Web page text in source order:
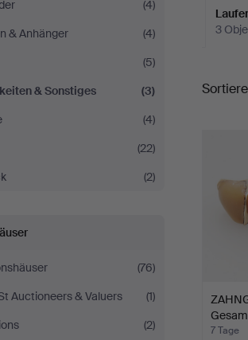
(4)
& Anhänger
(4)
(5)
& Sonstiges
(3)
(4)
(22)
(2)
(76)
Auctioneers & Valuers
(1)
(2)
3
Gramm.
7 Tage